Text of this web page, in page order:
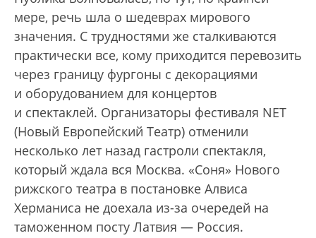
мере, речь шла о шедеврах мирового
значения. С трудностями же сталкиваются
практически все, кому приходится перевозить
через границу фургоны с декорациями
и оборудованием для концертов
и спектаклей. Организаторы фестиваля NET
(Новый Европейский Театр) отменили
несколько лет назад гастроли спектакля,
который ждала вся Москва. «Соня» Нового
рижского театра в постановке Алвиса
Херманиса не доехала из-за очередей на
таможенном посту Латвия — Россия.